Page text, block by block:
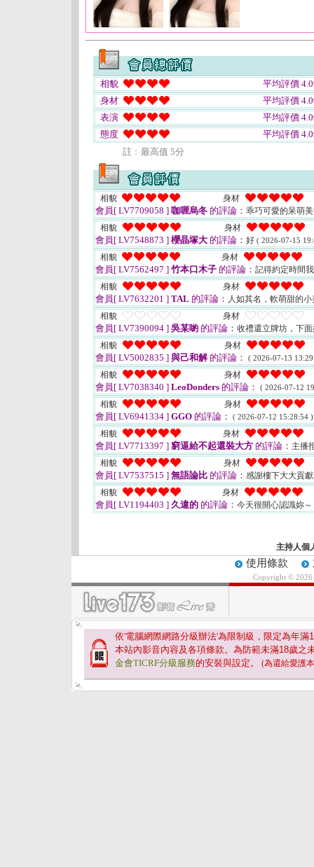
相貌
平均評價
身材
平均評價
表演
平均評價
態度
平均評價
註﹕最高值 5分
相貌 身材
會員[ LV7709058 ] 咖喱烏冬 的評論： 乖巧可愛的呆萌
相貌
身材
會員[ LV7548873 ] 櫻晶塚大 的評論： 好 ( 2026-07-15
相貌 身材
會員[ LV7562497 ] 竹本口木子 的評論： 記得約定時間
相貌
身材
會員[ LV7632201 ] TAL 的評論： 人如其名，軟萌甜的
相貌
身材
會員[ LV7390094 ] 吳某喲 的評論： 收禮還立牌坊，下
相貌
身材
會員[ LV5002835 ] 與己和解的評論： ( 2026-07-13
相貌 身材
會員[ LV7038340 ] LeoDonders 的評論： ( 2026-07-12
相貌 身材
會員[ LV6941334 ] GGO 的評論： ( 2026-07-12 15:28:54 )
相貌 身材
會員[ LV7713397 ] 窮逼給不起還裝大方 的評論： 主播
相貌
身材
會員[ LV7537515 ] 無語論比 的評論： 感謝樓下大大貢
相貌
身材
會員[ LV1194403 ] 久違的 的評論： 今天很開心認識妳
主持人個
使用條款
Copyright ©
依'電腦網際網路分級辦法'為限制級，限定為年滿
本站內影音內容及各項條款。為防範未滿18歲之
金會TICRF分級服務的安裝與設定。 (為還給愛護